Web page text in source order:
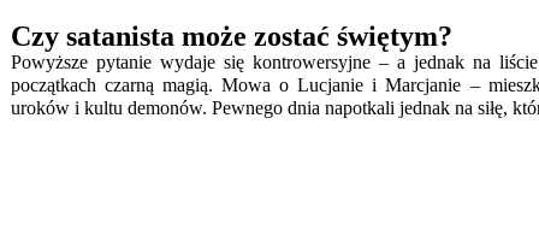
Czy satanista może zostać świętym?
Powyższe pytanie wydaje się kontrowersyjne – a jednak na
początkach czarną magią. Mowa o Lucjanie i Marcjanie –
uroków i kultu demonów. Pewnego dnia napotkali jednak na siłę,